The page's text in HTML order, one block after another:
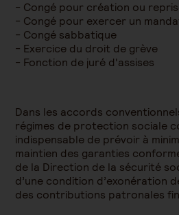
Congé pour création ou
Congé pour exercer un
Congé sabbatique
Exercice du droit de grève
Fonction de juré d'assises
Dans les accords
régimes de protection sociale
indispensable de prévoir à
maintien des garanties
de la Direction de la sécurité
d’une condition d’exonération
des contributions patronales